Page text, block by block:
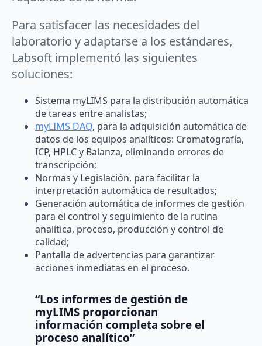
Para satisfacer las necesidades del
laboratorio y adaptarse a los estándares,
Labsoft implementó las siguientes
soluciones:
Sistema myLIMS para la distribución automática
de tareas entre analistas;
myLIMS DAQ, para la adquisición automática de
datos de los equipos analíticos: Cromatografía,
ICP, HPLC y Balanza, eliminando errores de
transcripción;
Normas y Legislación, para facilitar la
interpretación automática de resultados;
Generación automática de informes de gestión
para el control y seguimiento de la rutina
analítica, proceso, producción y control de
calidad;
Pantalla de advertencias para garantizar
acciones inmediatas en el proceso.
“Los informes de gestión de
myLIMS proporcionan
información completa sobre el
proceso analítico”